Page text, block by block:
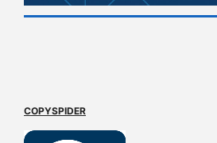
COPYSPIDER